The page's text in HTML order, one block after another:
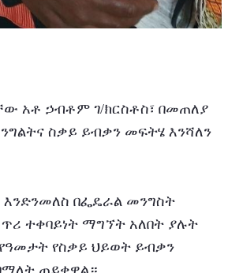
አቶ ኃብቶም ገ/ክርስቶስ፣ በመጠለያ
ስቃይ ይብቃን መፍትሄ እንሻለን
በፌዴራል መንግስት
ተቀባይነት ማግኘት አለበት ያሉት
የስቃይ ህይወት ይብቃን
ጠይቀዋል።